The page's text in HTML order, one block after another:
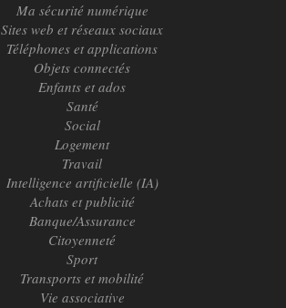
Ma sécurité numérique
Sites web et réseaux sociaux
Téléphones et applications
Objets connectés
Enfants et ados
Santé
Social
Logement
Travail
Intelligence artificielle (IA)
Achats et publicité
Banque/Assurance
Citoyenneté
Sport
Transports et mobilité
Vie associative